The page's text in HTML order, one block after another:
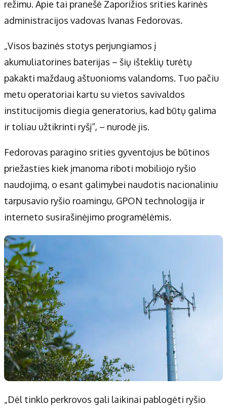
Apie mus
Autoriai
Privatumo politika
Redakcijos politika
Receptai
režimu. Apie tai pranešė Zaporižios srities karinės
administracijos vadovas Ivanas Fedorovas.
„Visos bazinės stotys perjungiamos į
akumuliatorines baterijas – šių išteklių turėtų
pakakti maždaug aštuonioms valandoms. Tuo pačiu
metu operatoriai kartu su vietos savivaldos
institucijomis diegia generatorius, kad būtų galima
ir toliau užtikrinti ryšį“, – nurodė jis.
Fedorovas paragino srities gyventojus be būtinos
priežasties kiek įmanoma riboti mobiliojo ryšio
naudojimą, o esant galimybei naudotis nacionaliniu
tarpusavio ryšio roamingu, GPON technologija ir
interneto susirašinėjimo programėlėmis.
„Dėl tinklo perkrovos gali laikinai pablogėti ryšio